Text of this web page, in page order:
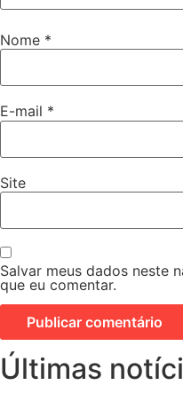
Nome *
E-mail *
Site
Salvar meus dados neste
que eu comentar.
Últimas